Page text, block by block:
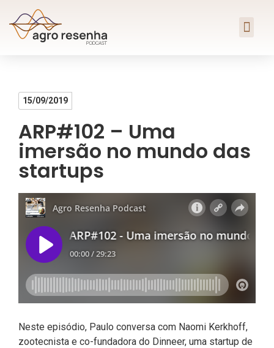
15/09/2019
ARP#102 – Uma
imersão no mundo das
startups
Neste episódio, Paulo conversa com Naomi Kerkhoff,
zootecnista e co-fundadora do Dinneer, uma startup de